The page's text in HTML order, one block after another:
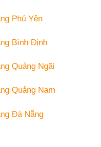
Phú Yên
Bình Định
Quảng Ngãi
Quảng Nam
Đà Nẵng